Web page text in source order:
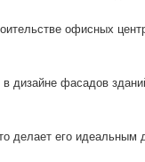
офисных
дизайне фасадов
делает его идеальным